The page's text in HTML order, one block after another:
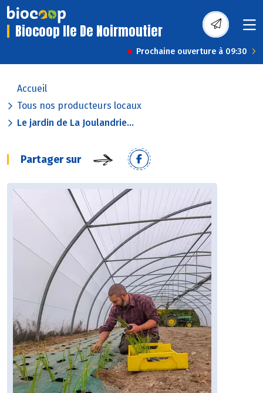
Biocoop Ile De Noirmoutier
Prochaine ouverture à 09:30
Accueil
Tous nos producteurs locaux
Le jardin de La Joulandrie...
Partager sur